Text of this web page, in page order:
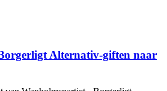
Alternativ-giften naar